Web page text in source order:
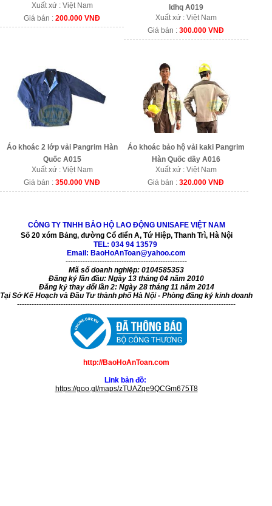
Xuất xứ : Việt Nam
Giá bán :200.000 VNĐ
ldhq A019
Xuất xứ : Việt Nam
Giá bán :300.000 VNĐ
Áo khoác 2 lớp vải Pangrim Hàn
Quốc A015
Xuất xứ : Việt Nam
Giá bán :350.000 VNĐ
Áo khoác bảo hộ vải kaki Pangrim
Hàn Quốc dầy A016
Xuất xứ : Việt Nam
Giá bán :320.000 VNĐ
CÔNG TY TNHH BẢO HỘ LAO ĐỘNG UNISAFE VIỆT NAM
Số 20 xóm Bảng, đường Cổ điển A, Tứ Hiệp, Thanh Trì, Hà Nội
TEL: 034 94 13579
Email: BaoHoAnToan@yahoo.com
--------------------------------------------------
Mã số doanh nghiệp: 0104585353
Đăng ký lần đầu: Ngày 13 tháng 04 năm 2010
Đăng ký thay đổi lần 2: Ngày 28 tháng 11 năm 2014
Tại Sở Kế Hoạch và Đầu Tư thành phố Hà Nội - Phòng đăng ký kinh doanh
------------------------------------------------------------------------------------------
http://BaoHoAnToan.com
Link bản đồ:
https://goo.gl/maps/zTUAZqe9QCGm675T8